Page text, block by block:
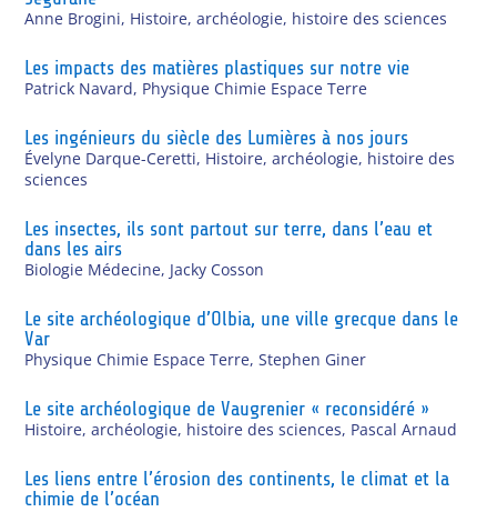
Anne Brogini, Histoire, archéologie, histoire des sciences
Les impacts des matières plastiques sur notre vie
Patrick Navard, Physique Chimie Espace Terre
Les ingénieurs du siècle des Lumières à nos jours
Évelyne Darque-Ceretti, Histoire, archéologie, histoire des
sciences
Les insectes, ils sont partout sur terre, dans l’eau et
dans les airs
Biologie Médecine, Jacky Cosson
Le site archéologique d’Olbia, une ville grecque dans le
Var
Physique Chimie Espace Terre,Stephen Giner
Le site archéologique de Vaugrenier « reconsidéré »
Histoire, archéologie, histoire des sciences, Pascal Arnaud
Les liens entre l’érosion des continents, le climat et la
chimie de l’océan